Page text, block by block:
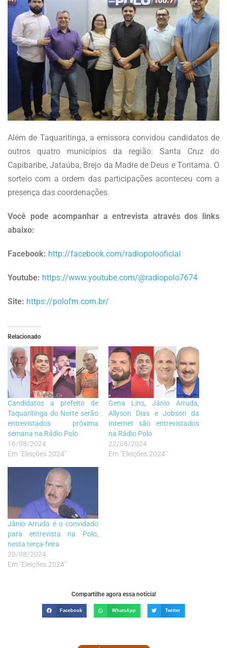
Além de Taquaritinga, a emissora convidou candidatos de
outros quatro municípios da região: Santa Cruz do
Capibaribe, Jataúba, Brejo da Madre de Deus e Toritama. O
sorteio com a ordem das participações aconteceu com a
presença das coordenações.
Você pode acompanhar a entrevista através dos links
abaixo:
Facebook: http://facebook.com/radiopolooficial
Youtube: https://www.youtube.com/@radiopolo7674
Site: https://polofm.com.br/
Relacionado
Candidatos a prefeito de
Taquaritinga do Norte serão
entrevistados próxima
semana na Rádio Polo
16/08/2024
Em "Eleições 2024"
Gena Lins, Jânio Arruda,
Allyson Dias e Jobson da
Internet são entrevistados
na Rádio Polo
22/08/2024
Em "Eleições 2024"
Jânio Arruda é o convidado
para entrevista na Polo,
nesta terça-feira
20/08/2024
Em "Eleições 2024"
Compartilhe agora essa notícia!
Facebook WhatsApp Twitter